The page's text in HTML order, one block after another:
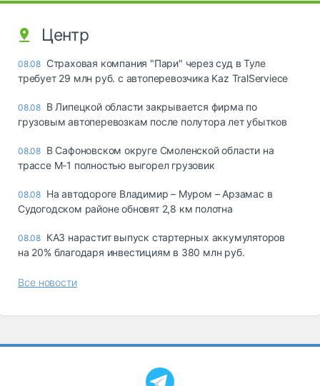
Центр
08.08 Страховая компания "Пари" через суд в Туле
требует 29 млн руб. с автоперевозчика Kaz TralServiece
08.08 В Липецкой области закрывается фирма по
грузовым автоперевозкам после полутора лет убытков
08.08 В Сафоновском округе Смоленской области на
трассе М-1 полностью выгорел грузовик
08.08 На автодороге Владимир – Муром – Арзамас в
Судогодском районе обновят 2,8 км полотна
08.08 КАЗ нарастит выпуск стартерных аккумуляторов
на 20% благодаря инвестициям в 380 млн руб.
Все новости